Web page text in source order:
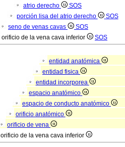
atrio derecho
SOS
porción lisa del atrio derecho
SOS
seno de venas cavas
SOS
orificio de la vena cava inferior SOS
entidad anatómica
entidad fisica
entidad incorporea
espacio anatómico
espacio de conducto anatómico
orificio anatómico
orificio de vena
orificio de la vena cava inferior